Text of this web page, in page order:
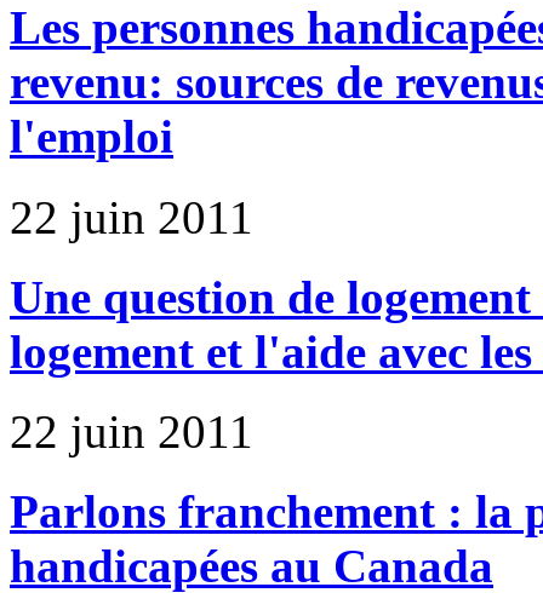
Les personnes
revenu: sources de
l'emploi
22 juin 2011
Une question de
logement et l'aide avec
22 juin 2011
Parlons franchement : la
handicapées au Canada